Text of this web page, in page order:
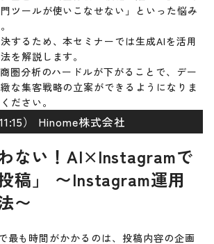
ツールが使いこなせない」といった悩み
するため、本セミナーでは生成AIを活用
を解説します。
圏分析のハードルが下がることで、デー
な集客戦略の立案ができるようになりま
ださい。
） Hinome株式会社
わない！AI×Instagramで
稿」 〜Instagram運用
〜
最も時間がかかるのは、投稿内容の企画